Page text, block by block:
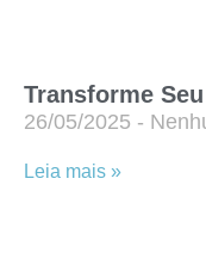
Transforme
26/05/2025
Leia mais »